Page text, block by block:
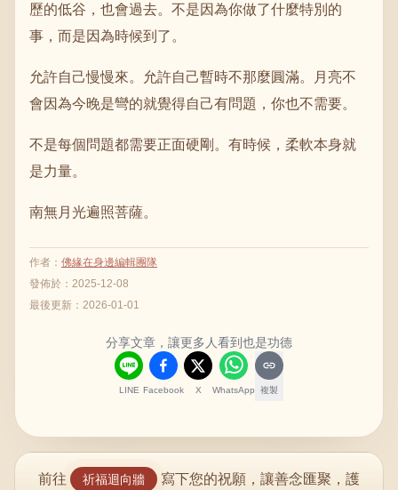
歷的低谷，也會過去。不是因為你做了什麼特別的
事，而是因為時候到了。
允許自己慢慢來。允許自己暫時不那麼圓滿。月亮不
會因為今晚是彎的就覺得自己有問題，你也不需要。
不是每個問題都需要正面硬剛。有時候，柔軟本身就
是力量。
南無月光遍照菩薩。
作者 ： 佛緣在身邊編輯團隊
發佈於： 2025-12-08
最後更新： 2026-01-01
分享文章，讓更多人看到也是功德
LINE Facebook X WhatsApp 複製
前往 祈福迴向牆
寫下您的祝願，讓善念匯聚，護